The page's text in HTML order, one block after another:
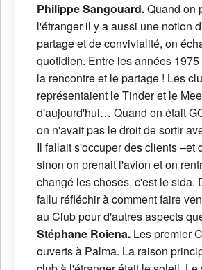
Philippe Sangouard.Quand on
l'étranger il y a aussi une notion
partage et de convivialité, on
quotidien. Entre les années
la rencontre et le partage ! Les
représentaient le Tinder et le
d'aujourd'hui… Quand on était
on n'avait pas le droit de sortir
Il fallait s'occuper des clients –et
sinon on prenait l'avion et on
changé les choses, c'est le sida.
fallu réfléchir à comment faire
au Club pour d'autres aspects
Stéphane Roiena. Les premier
ouverts à Palma. La raison